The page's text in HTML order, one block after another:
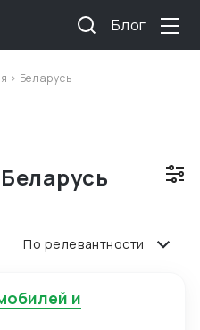
Блог
> Беларусь
По релевантности